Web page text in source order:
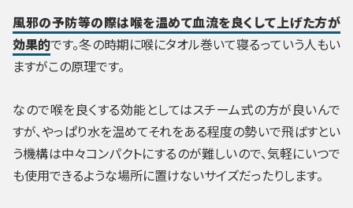
風邪の予防等の際は喉を温めて血流を良くして上げた方が
効果的です。冬の時期に喉にタオル巻いて寝るっていう人もい
ますがこの原理です。
なので喉を良くする効能としてはスチーム式の方が良いんで
すが、やっぱり水を温めてそれをある程度の勢いで飛ばすとい
う機構は中々コンパクトにするのが難しいので、気軽にいつで
も使用できるような場所に置けないサイズだったりします。